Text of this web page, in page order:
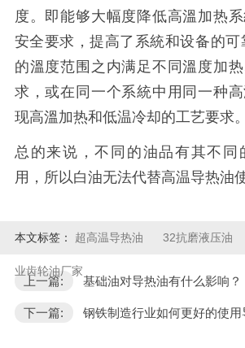
度。即能够大幅度降低高溫加热
安全要求，提高了系統和设备的
的溫度范围之内满足不同溫度加
求，或在同一个系統中用同一种
现高溫加热和低温冷却的工艺要求。
总的来说，不同的油品有其不同
用，所以白油无法代替高温导热油
本文标签： 超高温导热油 32抗磨液压油
业齿轮油厂家
上一篇: 基础油对导热油有什么影响？
下一篇: 钢铁制造行业如何更好的使用